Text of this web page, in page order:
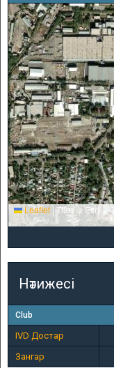
Leaflet|Tiles © Esri —
Нәтижесі
Club
IVD Достар
Зангар